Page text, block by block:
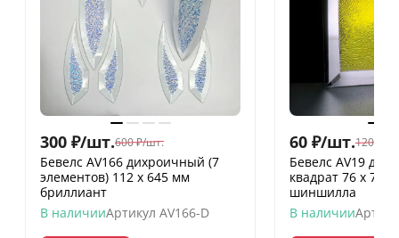
300 ₽/шт.600 ₽/шт.
Бевелс AV166 дихроичный (7
элементов) 112 х 645 мм
бриллиант
В наличииАртикул AV166-D
60 ₽/шт.120
Бевелс AV19
квадрат 76 х 76
шиншилла
В наличии